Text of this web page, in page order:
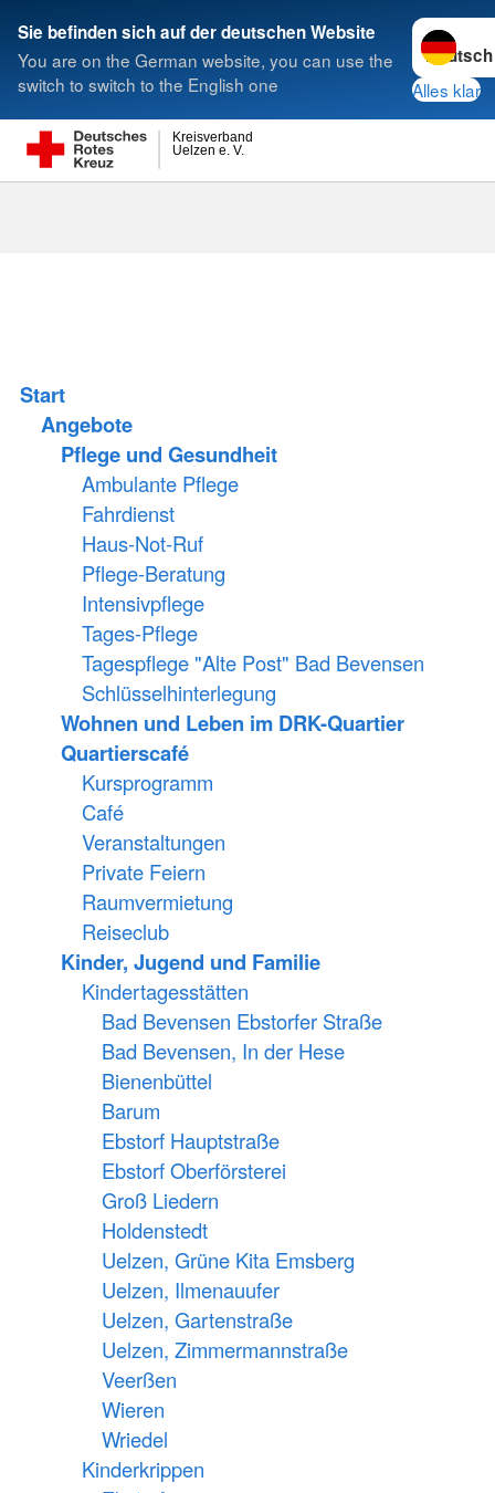
Sie befinden sich auf der deutschen Website
You are on the German website, you can use the
switch to switch to the English one
Sprache
Alles klar
Uelzen e. V.
Kreisverband
Suche
Start
Angebote
Pflege und Gesundheit
Ambulante Pflege
Fahrdienst
Haus-Not-Ruf
Pflege-Beratung
Intensivpflege
Tages-Pflege
Tagespflege "Alte Post" Bad Bevensen
Schlüsselhinterlegung
Wohnen und Leben im DRK-Quartier
Quartierscafé
Kursprogramm
Café
Veranstaltungen
Private Feiern
Raumvermietung
Reiseclub
Kinder, Jugend und Familie
Kindertagesstätten
Bad Bevensen Ebstorfer Straße
Bad Bevensen, In der Hese
Bienenbüttel
Barum
Ebstorf Hauptstraße
Ebstorf Oberförsterei
Groß Liedern
Holdenstedt
Uelzen, Grüne Kita Emsberg
Uelzen, Ilmenauufer
Uelzen, Gartenstraße
Uelzen, Zimmermannstraße
Veerßen
Wieren
Wriedel
Kinderkrippen